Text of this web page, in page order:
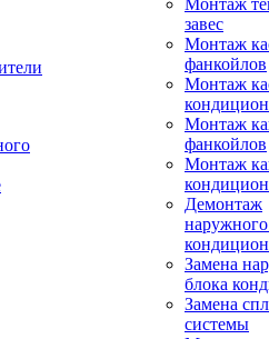
Монтаж
завес
Монтаж
фанкойлов
Монтаж
Монтаж
фанкойлов
Монтаж
Демонтаж
Замена
блока
Замена
системы